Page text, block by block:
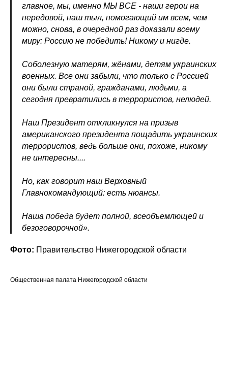
главное, мы, именно МЫ ВСЕ - наши герои на
передовой, наш тыл, помогающий им всем, чем
можно, снова, в очередной раз доказали всему
миру: Россию не победить! Никому и нигде.
Соболезную матерям, жёнами, детям украинских
военных. Все они забыли, что только с Россией
они были страной, гражданами, людьми, а
сегодня превратились в террористов, нелюдей.
Наш Президент откликнулся на призыв
американского президента пощадить украинских
террористов, ведь больше они, похоже, никому
не интересны....
Но, как говорит наш Верховный
Главнокомандующий: есть нюансы.
Наша победа будет полной, всеобъемлющей и
безоговорочной».
Фото: Правительство Нижегородской области
Общественная палата Нижегородской области